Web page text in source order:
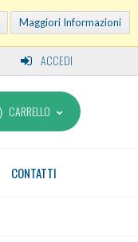
Maggiori Informazioni
ACCEDI
CARRELLO
CONTATTI